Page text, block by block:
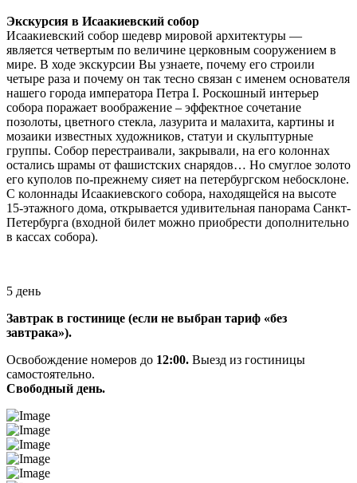
Экскурсия в Исаакиевский собор
Исаакиевский собор шедевр мировой архитектуры —
является четвертым по величине церковным сооружением в
мире. В ходе экскурсии Вы узнаете, почему его строили
четыре раза и почему он так тесно связан с именем основателя
нашего города императора Петра I. Роскошный интерьер
собора поражает воображение – эффектное сочетание
позолоты, цветного стекла, лазурита и малахита, картины и
мозаики известных художников, статуи и скульптурные
группы. Собор перестраивали, закрывали, на его колоннах
остались шрамы от фашистских снарядов… Но смуглое золото
его куполов по-прежнему сияет на петербургском небосклоне.
С колоннады Исаакиевского собора, находящейся на высоте
15-этажного дома, открывается удивительная панорама Санкт-
Петербурга (входной билет можно приобрести дополнительно
в кассах собора).
5 день
Завтрак в гостинице (если не выбран тариф «без
завтрака»).
Освобождение номеров до 12:00. Выезд из гостиницы
самостоятельно.
Свободный день.